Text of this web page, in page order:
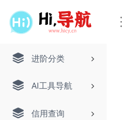
进阶分类
AI工具导航
信用查询